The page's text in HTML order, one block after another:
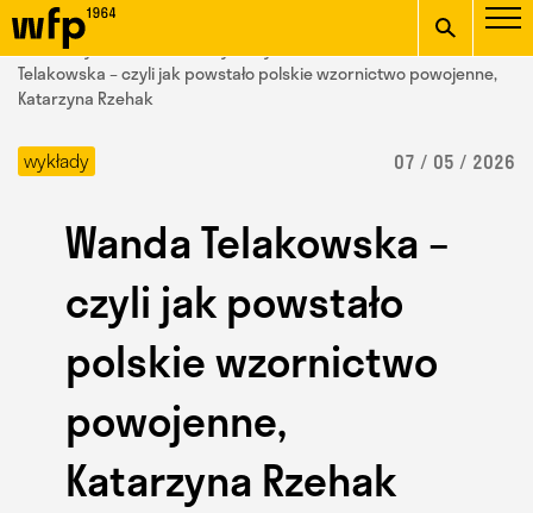
Oficjalna witryna
Wydziału Form
Przemysłowych ASP w
Krakowie
wpisz szukaną frazę
/ Wydział Form Przemysłowych /
Telakowska – czyli jak powstało polskie wzornictwo powojenne,
Katarzyna Rzehak
wykłady 07 / 05 / 2026
Wanda Telakowska –
czyli jak powstało
polskie wzornictwo
powojenne,
Katarzyna Rzehak